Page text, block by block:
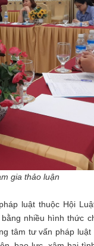
gia thảo luận
luật thuộc Hội
nhiều hình thức
tâm tư vấn pháp